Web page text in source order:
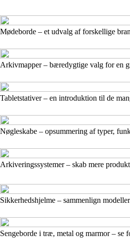
Mødeborde – et udvalg af forskellige
Arkivmapper – bæredygtige valg for en
Tabletstativer – en introduktion til de
Nøgleskabe – opsummering af typer,
Arkiveringssystemer – skab mere
Sikkerhedshjelme – sammenlign
Sengeborde i træ, metal og marmor – se